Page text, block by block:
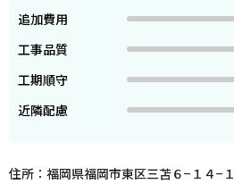
追加費用
工事品質
工期順守
近隣配慮
住所：福岡県福岡市東区三苫６−１４−１